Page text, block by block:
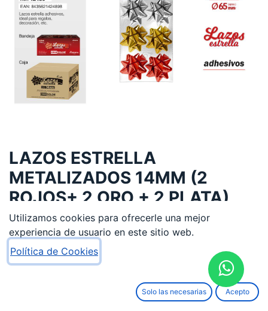
LAZOS ESTRELLA
METALIZADOS 14MM (2
ROJOS+ 2 ORO + 2 PLATA)
0,85€
AÑADIR AL CARRITO
Utilizamos cookies para ofrecerle una mejor
experiencia de usuario en este sitio web.
Política de Cookies
Solo las necesarias Acepto